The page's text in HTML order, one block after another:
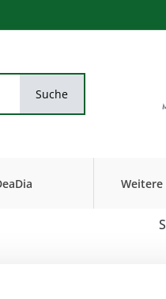
Suche